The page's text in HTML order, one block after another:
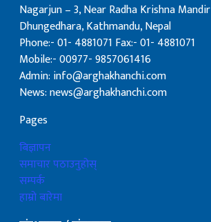
Nagarjun – 3, Near Radha Krishna Mandir
Dhungedhara, Kathmandu, Nepal
Phone:- 01- 4881071 Fax:- 01- 4881071
Mobile:- 00977- 9857061416
Admin: info@arghakhanchi.com
News: news@arghakhanchi.com
Pages
बिज्ञापन
समाचार पठाउनुहोस्
सम्पर्क
हाम्रो बारेमा